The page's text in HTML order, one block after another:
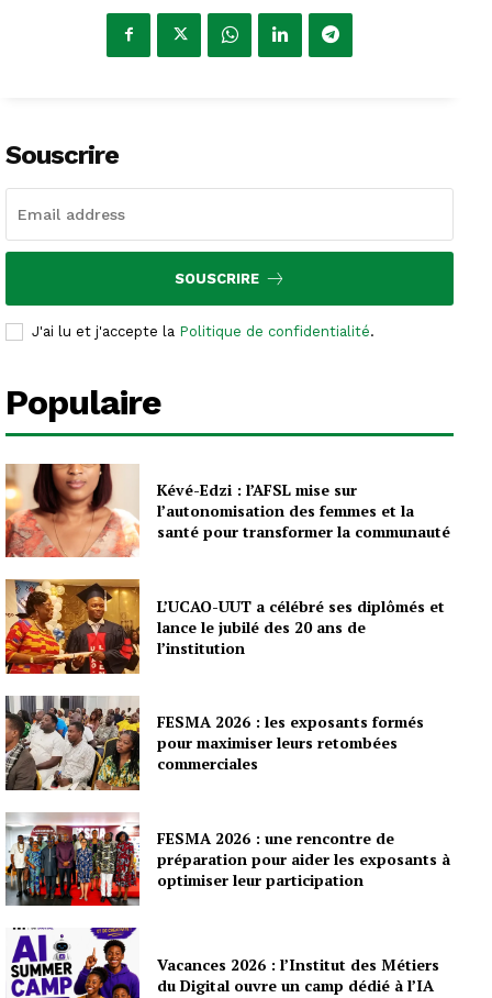
Souscrire
SOUSCRIRE
J'ai lu et j'accepte la Politique de confidentialité.
Populaire
Kévé-Edzi : l’AFSL mise sur
l’autonomisation des femmes et la
santé pour transformer la communauté
L’UCAO-UUT a célébré ses diplômés et
lance le jubilé des 20 ans de
l’institution
FESMA 2026 : les exposants formés
pour maximiser leurs retombées
commerciales
FESMA 2026 : une rencontre de
préparation pour aider les exposants à
optimiser leur participation
Vacances 2026 : l’Institut des Métiers
du Digital ouvre un camp dédié à l’IA